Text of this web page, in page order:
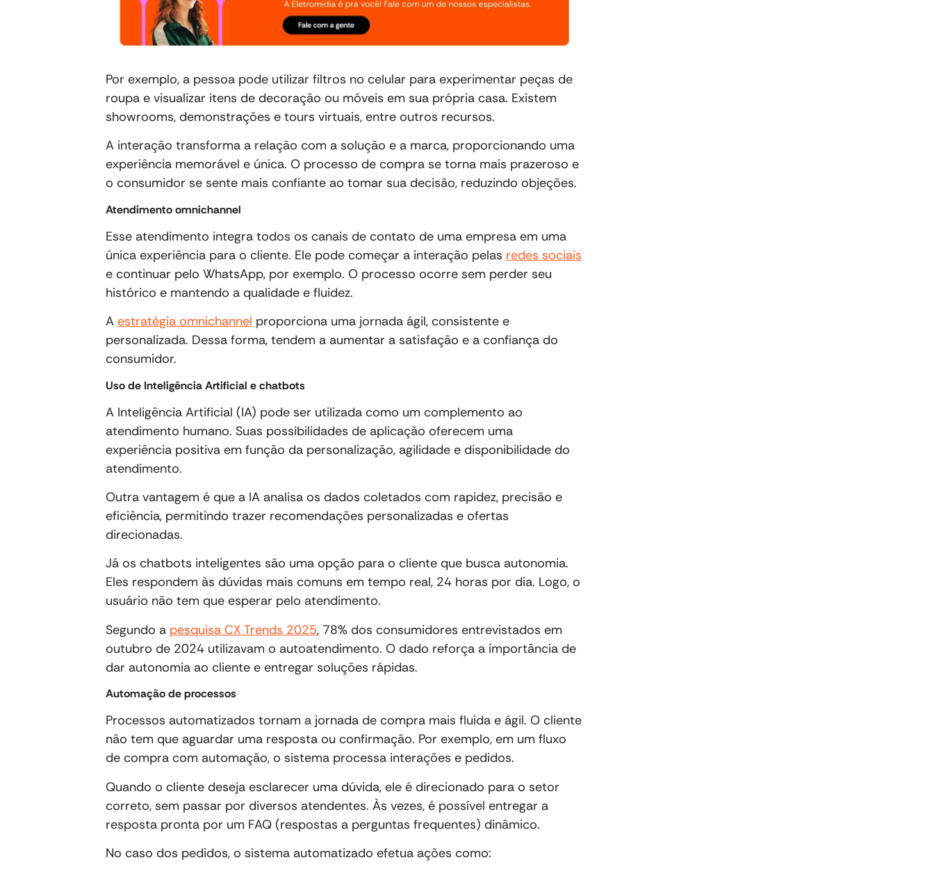
Por exemplo, a pessoa pode utilizar filtros no celular para experimentar peças de
roupa e visualizar itens de decoração ou móveis em sua própria casa. Existem
showrooms, demonstrações e tours virtuais, entre outros recursos.
A interação transforma a relação com a solução e a marca, proporcionando uma
experiência memorável e única. O processo de compra se torna mais prazeroso e
o consumidor se sente mais confiante ao tomar sua decisão, reduzindo objeções.
Atendimento omnichannel
Esse atendimento integra todos os canais de contato de uma empresa em uma
única experiência para o cliente. Ele pode começar a interação pelas redes sociais
e continuar pelo WhatsApp, por exemplo. O processo ocorre sem perder seu
histórico e mantendo a qualidade e fluidez.
A estratégia omnichannel proporciona uma jornada ágil, consistente e
personalizada. Dessa forma, tendem a aumentar a satisfação e a confiança do
consumidor.
Uso de Inteligência Artificial e chatbots
A Inteligência Artificial (IA) pode ser utilizada como um complemento ao
atendimento humano. Suas possibilidades de aplicação oferecem uma
experiência positiva em função da personalização, agilidade e disponibilidade do
atendimento.
Outra vantagem é que a IA analisa os dados coletados com rapidez, precisão e
eficiência, permitindo trazer recomendações personalizadas e ofertas
direcionadas.
Já os chatbots inteligentes são uma opção para o cliente que busca autonomia.
Eles respondem às dúvidas mais comuns em tempo real, 24 horas por dia. Logo, o
usuário não tem que esperar pelo atendimento.
Segundo a pesquisa CX Trends 2025, 78% dos consumidores entrevistados em
outubro de 2024 utilizavam o autoatendimento. O dado reforça a importância de
dar autonomia ao cliente e entregar soluções rápidas.
Automação de processos
Processos automatizados tornam a jornada de compra mais fluida e ágil. O cliente
não tem que aguardar uma resposta ou confirmação. Por exemplo, em um fluxo
de compra com automação, o sistema processa interações e pedidos.
Quando o cliente deseja esclarecer uma dúvida, ele é direcionado para o setor
correto, sem passar por diversos atendentes. Às vezes, é possível entregar a
resposta pronta por um FAQ (respostas a perguntas frequentes) dinâmico.
No caso dos pedidos, o sistema automatizado efetua ações como: